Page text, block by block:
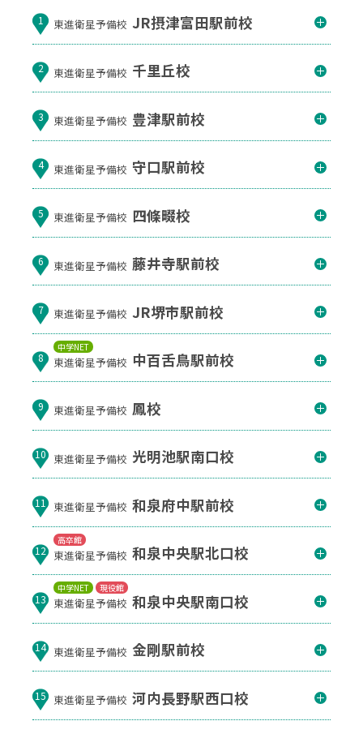
1 東進衛星予備校 JR摂津富田駅前校
2 東進衛星予備校 千里丘校
3 東進衛星予備校 豊津駅前校
4 東進衛星予備校 守口駅前校
5 東進衛星予備校 四條畷校
6 東進衛星予備校 藤井寺駅前校
7 東進衛星予備校 JR堺市駅前校
中学NET
8 東進衛星予備校 中百舌鳥駅前校
9 東進衛星予備校 鳳校
10 東進衛星予備校 光明池駅南口校
11 東進衛星予備校 和泉府中駅前校
高卒館
12 東進衛星予備校 和泉中央駅北口校
中学NET 現役館
13 東進衛星予備校 和泉中央駅南口校
14 東進衛星予備校 金剛駅前校
15 東進衛星予備校 河内長野駅西口校